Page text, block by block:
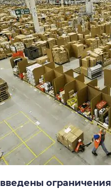
введены